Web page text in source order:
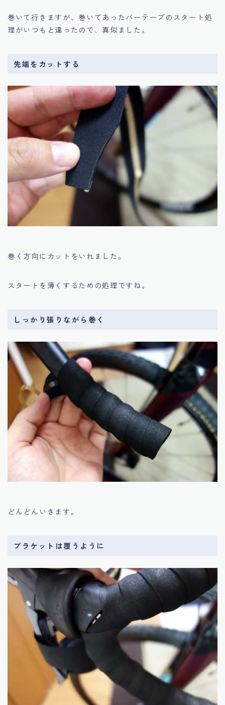
巻いて行きますが、巻いてあったバーテープのスタート処
理がいつもと違ったので、真似ました。
先端をカットする
巻く方向にカットをいれました。
スタートを薄くするための処理ですね。
しっかり張りながら巻く
どんどんいきます。
ブラケットは覆うように